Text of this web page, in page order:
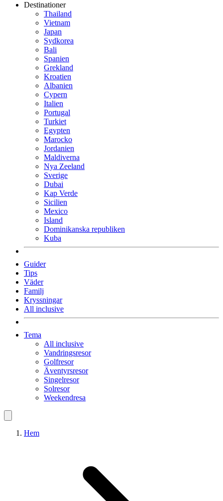
Destinationer
Thailand
Vietnam
Japan
Sydkorea
Bali
Spanien
Grekland
Kroatien
Albanien
Cypern
Italien
Portugal
Turkiet
Egypten
Marocko
Jordanien
Maldiverna
Nya Zeeland
Sverige
Dubai
Kap Verde
Sicilien
Mexico
Island
Dominikanska republiken
Kuba
Guider
Tips
Väder
Familj
Kryssningar
All inclusive
Tema
All inclusive
Vandringsresor
Golfresor
Äventyrsresor
Singelresor
Solresor
Weekendresa
Hem